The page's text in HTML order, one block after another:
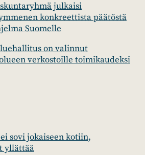
julkaisi
konkreettista päätöstä
Suomelle
on valinnut
verkostoille toimikaudeksi
sovi jokaiseen kotiin,
yllättää